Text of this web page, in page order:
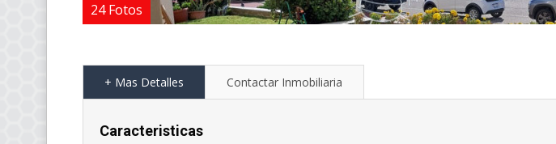
24 Fotos
+ Mas Detalles Contactar Inmobiliaria
Caracteristicas